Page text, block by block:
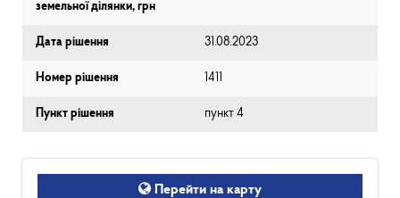
земельної ділянки, грн
Дата рішення 31.08.2023
Номер рішення 1411
Пункт рішення пункт 4
Перейти на карту